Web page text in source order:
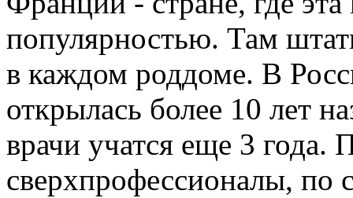
популярностью. Там
в каждом роддоме. В
открылась более 10 лет
врачи учатся еще 3 года.
сверхпрофессионалы, по